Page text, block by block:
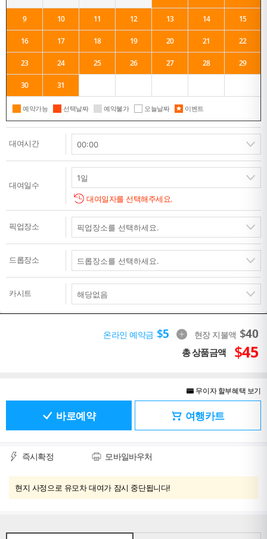
9 10 11 12 13 14 15
16 17 18 19 20 21 22
23 24 25 26 27 28 29
30 31
예약가능 선택날짜 예약불가 오늘날짜 이벤트
대여시간
대여일수
대여일자를 선택해주세요.
픽업장소
드롭장소
카시트
온라인 예약금 $5 현장 지불액 $40
총 상품금액 $45
무이자 할부혜택 보기
바로예약 여행카트
즉시확정 모바일바우처
현지 사정으로 유모차 대여가 잠시 중단됩니다!